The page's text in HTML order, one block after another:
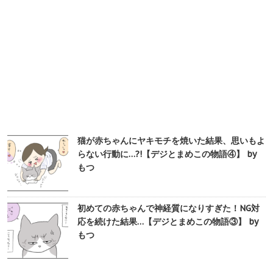
猫が赤ちゃんにヤキモチを焼いた結果、思いもよ
らない行動に…?!【デジとまめこの物語④】 by
もつ
初めての赤ちゃんで神経質になりすぎた！NG対
応を続けた結果…【デジとまめこの物語③】 by
もつ